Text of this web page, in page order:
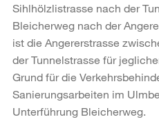
Sihlhölzlistrasse nach der
Bleicherweg nach der
ist die Angererstrasse
der Tunnelstrasse für
Grund für die
Sanierungsarbeiten im
Unterführung Bleicherweg.